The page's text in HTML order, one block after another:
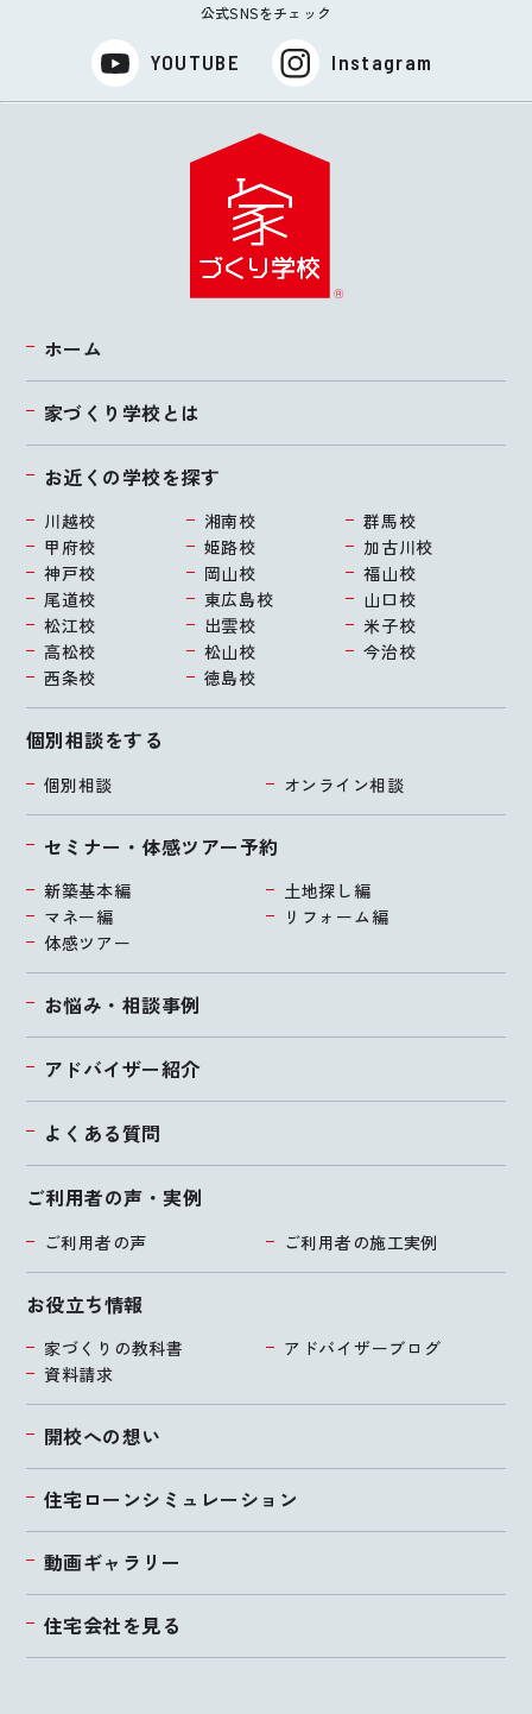
公式SNSをチェック
YOUTUBE Instagram
ホーム
家づくり学校とは
お悩み・相談事例
アドバイザー紹介
よくある質問
ご利用者の声・実例
ご利用者の声 ご利用者の施工実例
個別相談をする
個別相談 オンライン相談
セミナー・体感ツアー予約
新築基本編
土地探し編
マネー編
リフォーム編
体感ツアー
お近くの学校を探す
川越校 湘南校
群馬校
甲府校
姫路校
加古川校
神戸校
岡山校
福山校
尾道校
東広島校
山口校
松江校
出雲校
米子校
高松校
松山校
今治校
西条校
徳島校
お役立ち情報
家づくりの教科書
アドバイザーブログ
資料請求
開校への想い
住宅ローンシミュレーション
動画ギャラリー
住宅会社を見る